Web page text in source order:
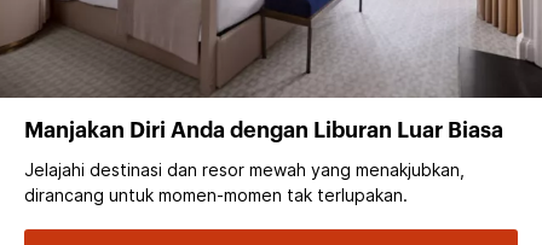
Manjakan Diri Anda dengan Liburan Luar Biasa
Jelajahi destinasi dan resor mewah yang menakjubkan,
dirancang untuk momen-momen tak terlupakan.